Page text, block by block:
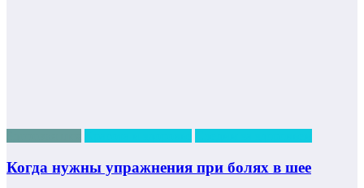
Когда нужны упражнения при болях в шее